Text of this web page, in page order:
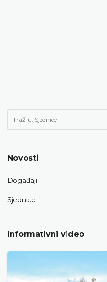
Novosti
Događaji
Sjednice
Informativni video